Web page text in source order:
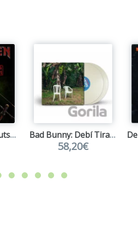
Iron Maiden: Senjutsu LP Bad Bunny: Debí Tirar Más Fotos
58,20€